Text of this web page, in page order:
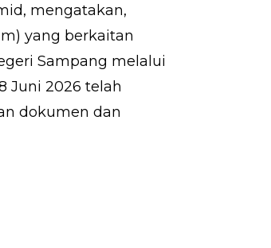
mengatakan,
yang berkaitan
Sampang melalui
Juni 2026 telah
dokumen dan